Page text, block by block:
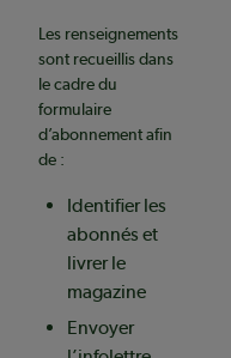
Les renseignements
sont recueillis dans
le cadre du
formulaire
d’abonnement afin
de :
Identifier les
abonnés et
livrer le
magazine
Envoyer